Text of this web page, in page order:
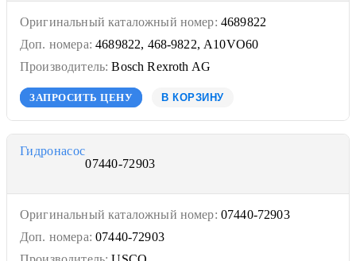
Оригинальный каталожный номер: 4689822
Доп. номера: 4689822, 468-9822, A10VO60
Производитель: Bosch Rexroth AG
ЗАПРОСИТЬ ЦЕНУ В КОРЗИНУ
Гидронасос
07440-72903
Оригинальный каталожный номер: 07440-72903
Доп. номера: 07440-72903